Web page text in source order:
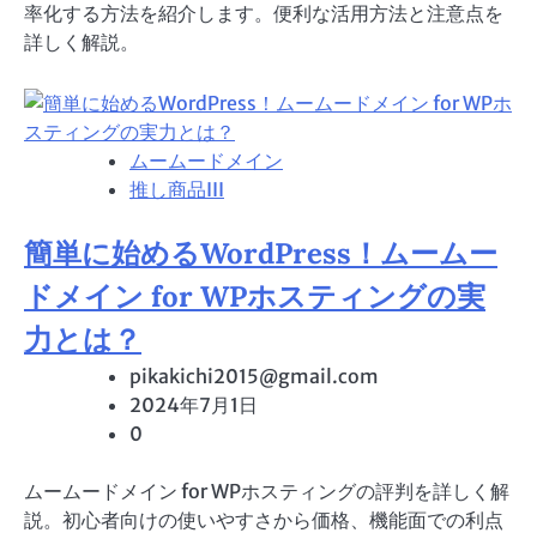
率化する方法を紹介します。便利な活用方法と注意点を
詳しく解説。
ムームードメイン
推し商品III
簡単に始めるWordPress！ムームー
ドメイン for WPホスティングの実
力とは？
pikakichi2015@gmail.com
2024年7月1日
0
ムームードメイン for WPホスティングの評判を詳しく解
説。初心者向けの使いやすさから価格、機能面での利点